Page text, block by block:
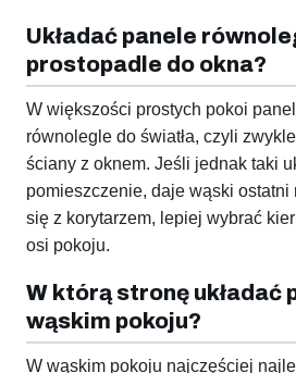
Układać panele
prostopadle do okna?
W większości prostych pokoi
równolegle do światła, czyli
ściany z oknem. Jeśli jednak taki
pomieszczenie, daje wąski ostatni
się z korytarzem, lepiej wybrać
osi pokoju.
W którą stronę układać
wąskim pokoju?
W wąskim pokoju najczęściej